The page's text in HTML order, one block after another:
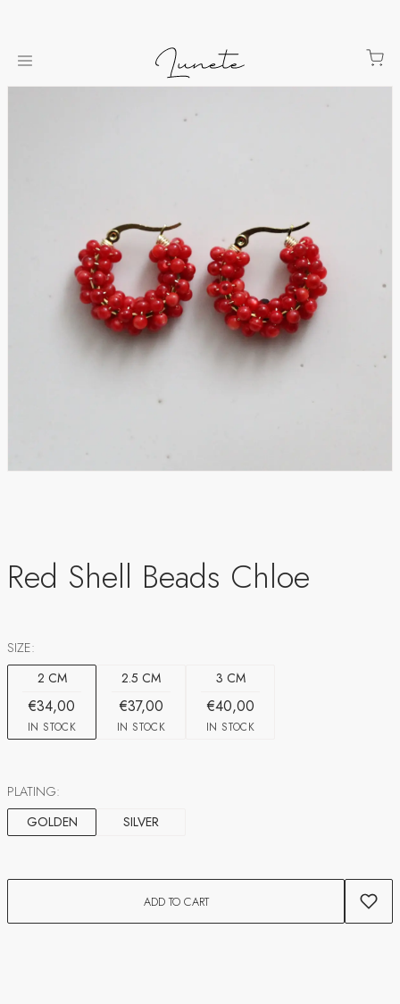
Red Shell Beads Chloe
SIZE:
2 CM
€34,00
IN STOCK
2.5 CM
€37,00
IN STOCK
3 CM
€40,00
IN STOCK
PLATING:
GOLDEN
SILVER
ADD TO CART